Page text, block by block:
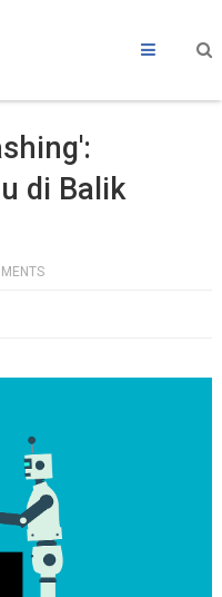
di Balik